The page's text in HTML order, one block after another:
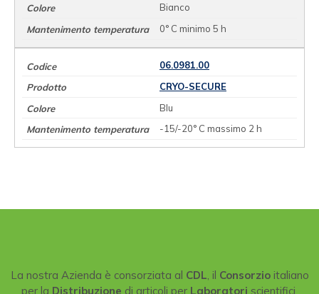
Bianco
0° C minimo 5 h
06.0981.00
CRYO-SECURE
Blu
-15/-20° C massimo 2 h
La nostra Azienda è consorziata al CDL, il Consorzioitaliano
per la Distribuzione di articoli per Laboratori scientifici.